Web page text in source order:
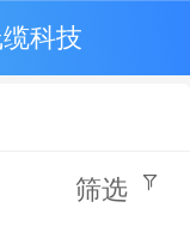
科技
筛选